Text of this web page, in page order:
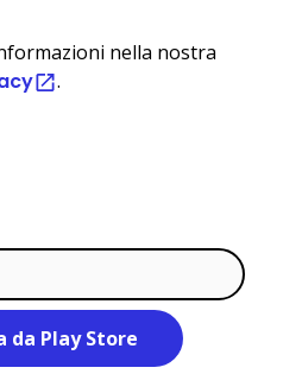
nella nostra
.
da Play Store